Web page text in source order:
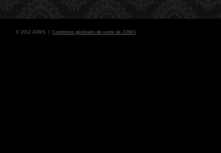
© 2012 JOWS | Conditions générales de vente de JOWS